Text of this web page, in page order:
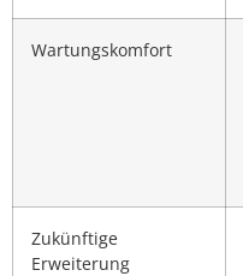
Wartungskomfort
Zukünftige
Erweiterung